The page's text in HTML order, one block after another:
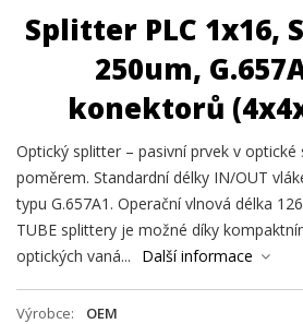
Splitter PLC 1x16,
250um,
konektorů
Optický splitter – pasivní prvek v
poměrem. Standardní délky IN/OUT
typu G.657A1. Operační vlnová délka
TUBE splittery je možné díky
optických vaná...
Další informace
Výrobce
OEM